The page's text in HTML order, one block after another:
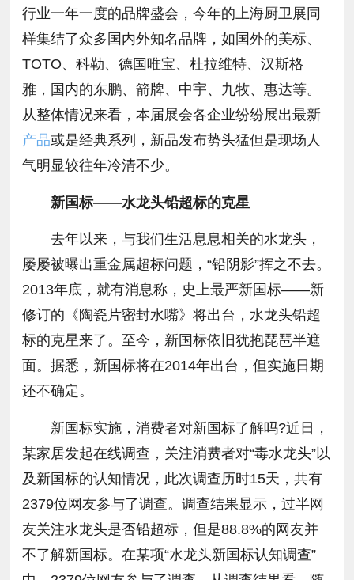
行业一年一度的品牌盛会，今年的上海厨卫展同
样集结了众多国内外知名品牌，如国外的美标、
TOTO、科勒、德国唯宝、杜拉维特、汉斯格
雅，国内的东鹏、箭牌、中宇、九牧、惠达等。
从整体情况来看，本届展会各企业纷纷展出最新
产品或是经典系列，新品发布势头猛但是现场人
气明显较往年冷清不少。
新国标——水龙头铅超标的克星
去年以来，与我们生活息息相关的水龙头，
屡屡被曝出重金属超标问题，“铅阴影”挥之不去。
2013年底，就有消息称，史上最严新国标——新
修订的《陶瓷片密封水嘴》将出台，水龙头铅超
标的克星来了。至今，新国标依旧犹抱琵琶半遮
面。据悉，新国标将在2014年出台，但实施日期
还不确定。
新国标实施，消费者对新国标了解吗?近日，
某家居发起在线调查，关注消费者对“毒水龙头”以
及新国标的认知情况，此次调查历时15天，共有
2379位网友参与了调查。调查结果显示，过半网
友关注水龙头是否铅超标，但是88.8%的网友并
不了解新国标。在某项“水龙头新国标认知调查”